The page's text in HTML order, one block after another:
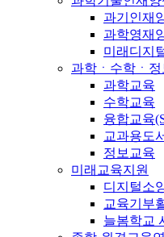
과기인재
과학영재
미래디지
과학ㆍ수학ㆍ
과학교육
수학교육
융합교육
교과용도
정보교육
미래교육지원
디지털소
교육기부
늘봄학교